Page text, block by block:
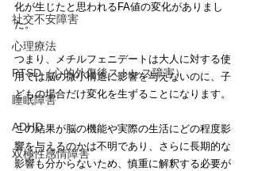
社交不安障害
心理療法
PTSD（心的外傷後ストレス障害）
睡眠障害
ADHD
双極性感情障害
化が生じたと思われるFA値の変化がありまし
た。
つまり、メチルフェニデートは大人に対する使
用では脳の微小構造に影響を与えないのに、子
どもの場合だけ変化を生ずることになります。
この結果が脳の機能や実際の生活にどの程度影
響を与えるのかは不明であり、さらに長期的な
影響も分からないため、慎重に解釈する必要が